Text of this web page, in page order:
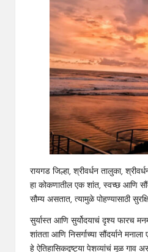
रायगड जिल्हा, श्रीवर्धन तालुका,
हा कोकणातील एक शांत, स्वच्छ आणि
सौम्य असतात, त्यामुळे पोहण्यासाठी
सुर्यास्त आणि सुर्योदयाचं दृश्य फारच
शांतता आणि निसर्गाच्या सौंदर्याने
हे ऐतिहासिकदृष्ट्या पेशव्यांचं मूळ गाव